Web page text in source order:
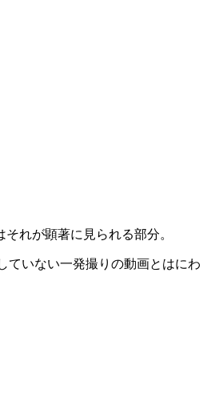
れが顕著に見られる部分。
ていない一発撮りの動画とはにわ